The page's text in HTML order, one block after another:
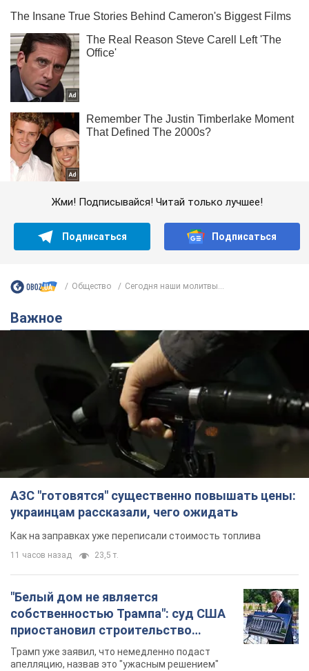
Жми! Подписывайся! Читай только лучшее!
Подписаться Подписаться
Общество Сегодня наши молитвы...
Важное
АЗС "готовятся" существенно повышать цены:
украинцам рассказали, чего ожидать
Как на заправках уже переписали стоимость топлива
11 часов назад 23,5 т.
"Белый дом не является
собственностью Трампа": суд США
приостановил строительство
бального зала стоимостью 400 млн
долларов
Трамп уже заявил, что немедленно подаст
апелляцию, назвав это "ужасным решением"